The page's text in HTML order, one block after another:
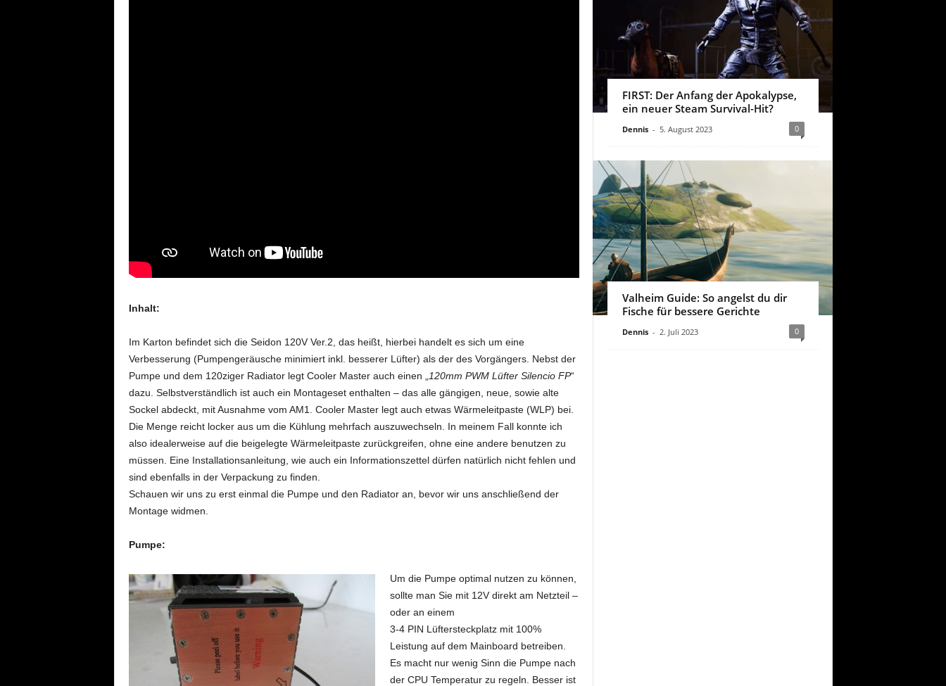
Inhalt:
Im Karton befindet sich die Seidon 120V Ver.2, das heißt, hierbei handelt es sich um eine
Verbesserung (Pumpengeräusche minimiert inkl. besserer Lüfter) als der des Vorgängers. Nebst der
Pumpe und dem 120ziger Radiator legt Cooler Master auch einen „
120mm PWM Lüfter Silencio FP“
dazu. Selbstverständlich ist auch ein Montageset enthalten – das alle gängigen, neue, sowie alte
Sockel abdeckt, mit Ausnahme vom AM1. Cooler Master legt auch etwas Wärmeleitpaste (WLP) bei.
Die Menge reicht locker aus um die Kühlung mehrfach auszuwechseln. In meinem Fall konnte ich
also idealerweise auf die beigelegte Wärmeleitpaste zurückgreifen, ohne eine andere benutzen zu
müssen. Eine Installationsanleitung, wie auch ein Informationszettel dürfen natürlich nicht fehlen und
sind ebenfalls in der Verpackung zu finden.
Schauen wir uns zu erst einmal die Pumpe und den Radiator an, bevor wir uns anschließend der
Montage widmen.
Pumpe:
Um die Pumpe optimal nutzen zu können,
sollte man Sie mit 12V direkt am Netzteil –
oder an einem
3-4 PIN Lüftersteckplatz mit 100%
Leistung auf dem Mainboard betreiben.
Es macht nur wenig Sinn die Pumpe nach
der CPU Temperatur zu regeln. Besser ist
FIRST: Der Anfang der Apokalypse,
ein neuer Steam Survival-Hit?
Dennis - 5. August 2023 0
Valheim Guide: So angelst du dir
Fische für bessere Gerichte
Dennis - 2. Juli 2023 0